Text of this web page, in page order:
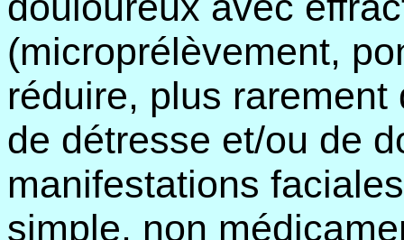
(microprélèvement,
réduire, plus
de détresse et/ou de
manifestations
simple, non